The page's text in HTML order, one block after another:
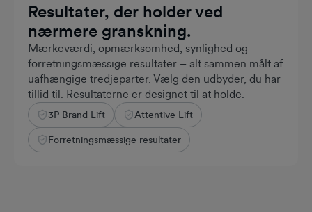
Resultater, der holder ved
nærmere granskning.
Mærkeværdi, opmærksomhed, synlighed og
forretningsmæssige resultater – alt sammen målt af
uafhængige tredjeparter. Vælg den udbyder, du har
tillid til. Resultaterne er designet til at holde.
+5%
VALIDERET
3P Brand Lift Attentive Lift
Forretningsmæssige resultater